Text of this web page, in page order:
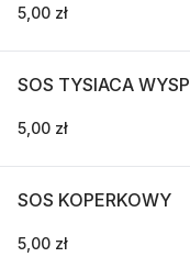
5,00 zł
SOS TYSIACA WYSP
5,00 zł
SOS KOPERKOWY
5,00 zł